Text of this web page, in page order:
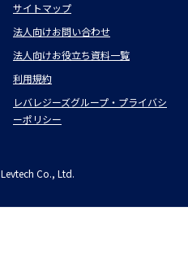
サイトマップ
法人向けお問い合わせ
法人向けお役立ち資料一覧
利用規約
レバレジーズグループ・プライバシ
ーポリシー
Levtech Co., Ltd.